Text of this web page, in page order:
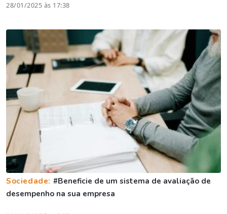
28/01/2025 às 17:38
Sociedade: #Beneficie de um sistema de avaliação de
desempenho na sua empresa